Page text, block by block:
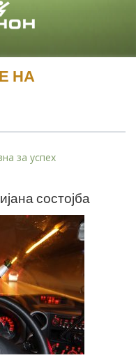
Macedonian
НА
за успех
состојба